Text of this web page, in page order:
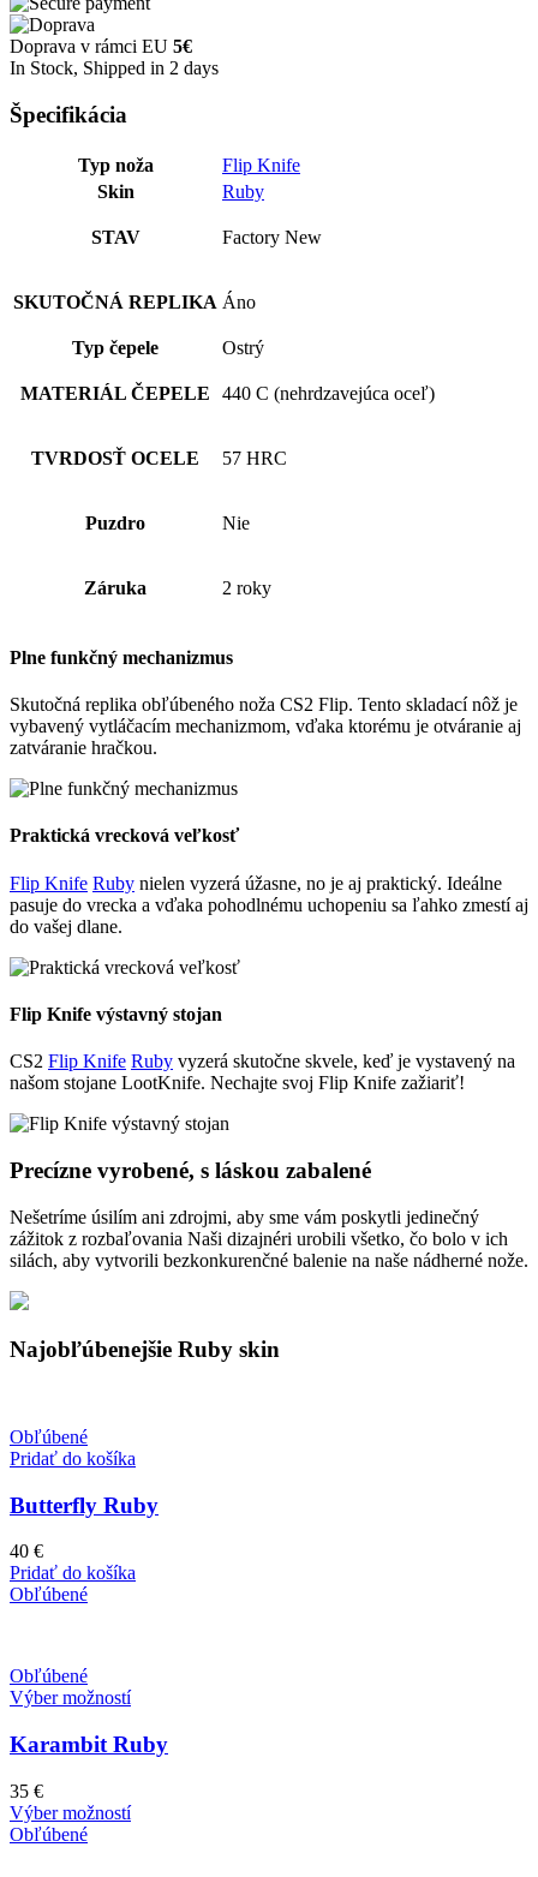
Doprava v rámci EU 5€
In Stock, Shipped in 2 days
Špecifikácia
Typ noža
Flip Knife
Skin
Ruby
STAV Factory New
SKUTOČNÁ REPLIKA Áno
Typ čepele Ostrý
MATERIÁL ČEPELE 440 C (nehrdzavejúca oceľ)
TVRDOSŤ OCELE 57 HRC
Puzdro Nie
Záruka 2 roky
Plne funkčný mechanizmus
Skutočná replika obľúbeného noža CS2 Flip. Tento skladací nôž je
vybavený vytláčacím mechanizmom, vďaka ktorému je otváranie aj
zatváranie hračkou.
Praktická vrecková veľkosť
Flip Knife Ruby nielen vyzerá úžasne, no je aj praktický. Ideálne
pasuje do vrecka a vďaka pohodlnému uchopeniu sa ľahko zmestí aj
do vašej dlane.
Flip Knife výstavný stojan
CS2 ⁣⁣⁣⁣ Flip Knife Ruby vyzerá skutočne skvele, keď je vystavený na
našom stojane LootKnife. Nechajte svoj ⁣⁣⁣⁣Flip Knife zažiariť!
Precízne vyrobené, s láskou zabalené
Nešetríme úsilím ani zdrojmi, aby sme vám poskytli jedinečný
zážitok z rozbaľovania Naši dizajnéri urobili všetko, čo bolo v ich
silách, aby vytvorili bezkonkurenčné balenie na naše nádherné nože.
Najobľúbenejšie Ruby skin
Obľúbené
Pridať do košíka
Butterfly Ruby
40 €
Pridať do košíka
Obľúbené
Obľúbené
Výber možností
Karambit Ruby
35 €
Výber možností
Obľúbené